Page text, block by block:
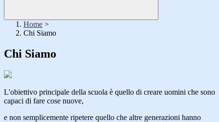
Home >
Chi Siamo
Chi Siamo
L'obiettivo principale della scuola è quello di creare uomini che sono
capaci di fare cose nuove,
e non semplicemente ripetere quello che altre generazioni hanno